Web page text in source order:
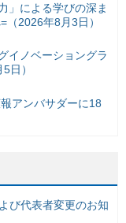
」による学びの深ま
（2026年8月3日）
イノベーショングラ
日）
アンバサダーに18
び代表者変更のお知